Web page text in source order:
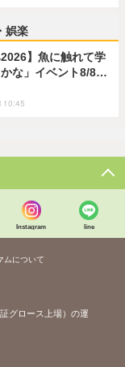
娯楽
2026】魚に触れて学
な」イベント8/8…
10:45
Instagram line
ムについて
グロース上場）の運